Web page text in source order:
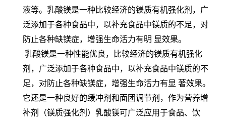
液等。乳酸镁是一种比较经济的镁质有机强化剂，广
泛添加于各种食品中，以补充食品中镁质的不足，对
防止各种缺镁症，增强生命活力有明 显效果。
乳酸镁是一种性能优良，比较经济的镁质有机强化
剂，广泛添加于各种食品中，以补充食品中镁质的不
足，对防止各种缺镁症，增强生命活力有显 著效果。
它还是一种良好的缓冲剂和面团调节剂，作为营养增
补剂（镁质强化剂）乳酸镁可广泛应用于食品、饮